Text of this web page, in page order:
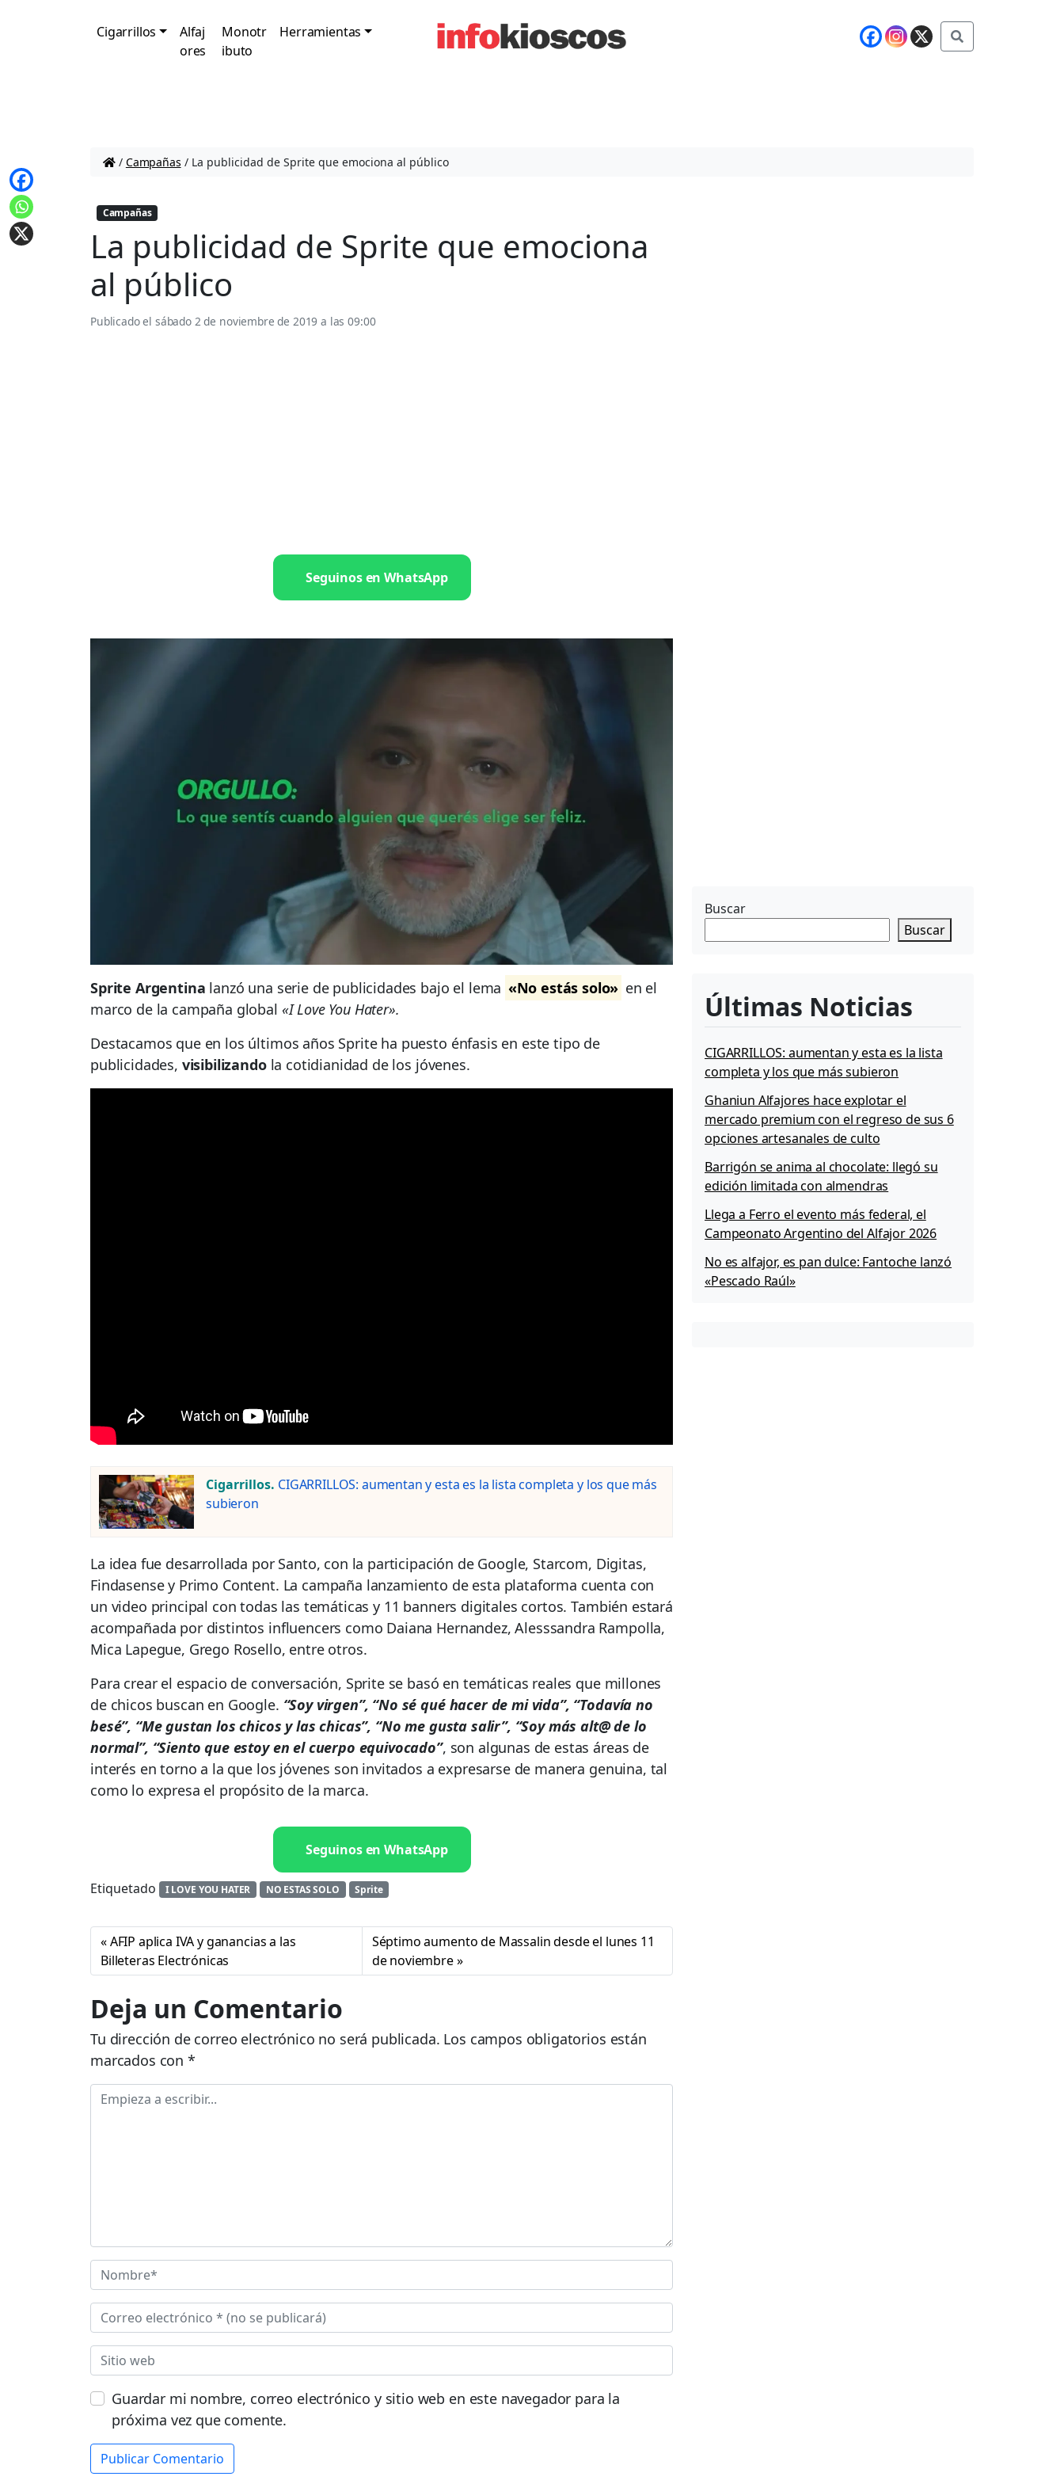
Cigarrillos
Alfaj
ores
Monotr
ibuto
Herramientas
/ Campañas / La publicidad de Sprite que emociona al público
Campañas
La publicidad de Sprite que emociona
al público
Publicado el sábado 2 de noviembre de 2019 a las 09:00
Seguinos en WhatsApp
Sprite Argentina lanzó una serie de publicidades bajo el lema «No estás solo» en el
marco de la campaña global «I Love You Hater».
Destacamos que en los últimos años Sprite ha puesto énfasis en este tipo de
publicidades, visibilizando la cotidianidad de los jóvenes.
Cigarrillos. CIGARRILLOS: aumentan y esta es la lista completa y los que más
subieron
La idea fue desarrollada por Santo, con la participación de Google, Starcom, Digitas,
Findasense y Primo Content. La campaña lanzamiento de esta plataforma cuenta con
un video principal con todas las temáticas y 11 banners digitales cortos. También estará
acompañada por distintos influencers como Daiana Hernandez, Alesssandra Rampolla,
Mica Lapegue, Grego Rosello, entre otros.
Para crear el espacio de conversación, Sprite se basó en temáticas reales que millones
de chicos buscan en Google. “Soy virgen”, “No sé qué hacer de mi vida”, “Todavía no
besé”, “Me gustan los chicos y las chicas”, “No me gusta salir”, “Soy más alt@ de lo
normal”, “Siento que estoy en el cuerpo equivocado”, son algunas de estas áreas de
interés en torno a la que los jóvenes son invitados a expresarse de manera genuina, tal
como lo expresa el propósito de la marca.
Seguinos en WhatsApp
Etiquetado I LOVE YOU HATER NO ESTAS SOLO Sprite
AFIP aplica IVA y ganancias a las
Billeteras Electrónicas
Séptimo aumento de Massalin desde el lunes 11
de noviembre
Deja un Comentario
Tu dirección de correo electrónico no será publicada. Los campos obligatorios están
marcados con *
Guardar mi nombre, correo electrónico y sitio web en este navegador para la
próxima vez que comente.
Buscar
Buscar
Últimas Noticias
CIGARRILLOS: aumentan y esta es la lista
completa y los que más subieron
Ghaniun Alfajores hace explotar el
mercado premium con el regreso de sus 6
opciones artesanales de culto
Barrigón se anima al chocolate: llegó su
edición limitada con almendras
Llega a Ferro el evento más federal, el
Campeonato Argentino del Alfajor 2026
No es alfajor, es pan dulce: Fantoche lanzó
«Pescado Raúl»